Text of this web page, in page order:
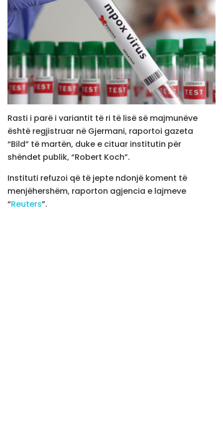
Rasti i parë i variantit të ri të lisë së majmunëve
është regjistruar në Gjermani, raportoi gazeta
“Bild” të martën, duke e cituar institutin për
shëndet publik, “Robert Koch”.
Instituti refuzoi që të jepte ndonjë koment të
menjëhershëm, raporton agjencia e lajmeve
“Reuters”.